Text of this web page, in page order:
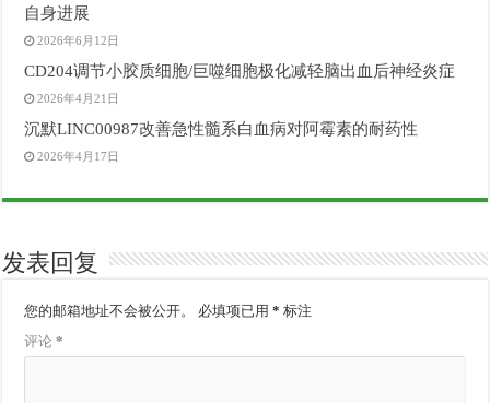
自身进展
2026年6月12日
CD204调节小胶质细胞/巨噬细胞极化减轻脑出血后神经炎症
2026年4月21日
沉默LINC00987改善急性髓系白血病对阿霉素的耐药性
2026年4月17日
发表回复
您的邮箱地址不会被公开。 必填项已用* 标注
评论*